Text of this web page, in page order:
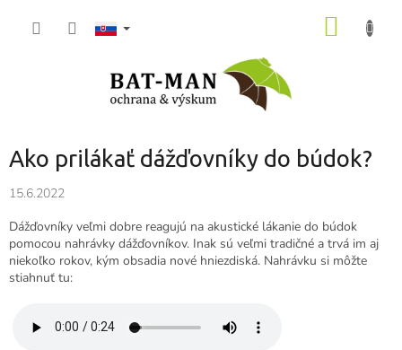
Ako prilákať dážďovníky do búdok?
15.6.2022
Dážďovníky veľmi dobre reagujú na akustické lákanie do búdok
pomocou nahrávky dážďovníkov. Inak sú veľmi tradičné a trvá im aj
niekoľko rokov, kým obsadia nové hniezdiská. Nahrávku si môžte
stiahnuť tu: